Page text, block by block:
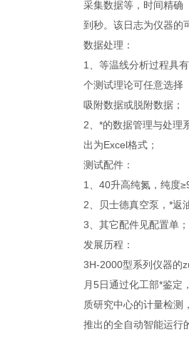
采集数据等，时间精确
到秒。该日志为仪器的
数据处理：
1、等温线分析过程具
个测试理论可任意选择
吸附数据或脱附数据；
2、*的数据管理与处理
出为Excel格式；
测试配件：
1、40升高纯氮，纯度
2、贝士德真空泵，*返
3、其它配件见配置单；
发展历程：
3H-2000型系列仪器的
月5日通过化工部*鉴
质研究中心的计量检
推出的全自动智能运行